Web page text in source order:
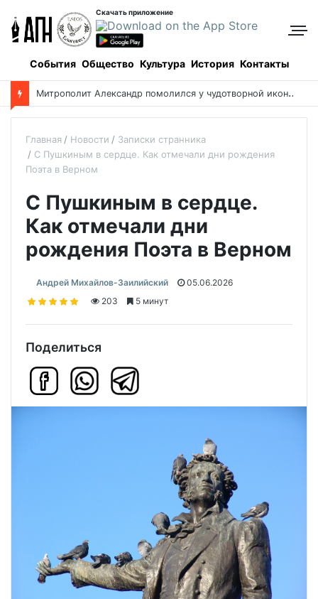
Скачать приложение
События Общество Культура История Контакты
М
итрополит Александр помолился у чудотворной иконы о благополучии Казахстана
Главная Новости
Записки странника
С Пушкиным в сердце. Как отмечали дни рождения
Поэта в Верном
С Пушкиным в сердце.
Как отмечали дни
рождения Поэта в Верном
Андрей Михайлов-Заилийский
05.06.2026
203
5 минут
Поделиться